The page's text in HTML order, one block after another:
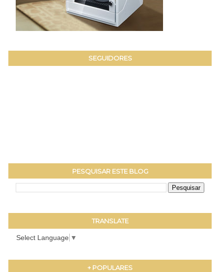
SEGUIDORES
PESQUISAR ESTE BLOG
TRANSLATE
Select Language ▼
+ POPULARES